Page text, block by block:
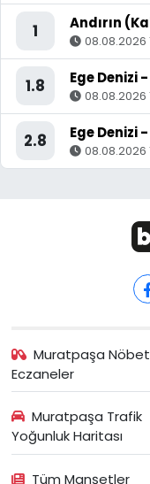
1 Andırın
08.08.2026
1.8 Ege Denizi
08.08.2026
2.8 Ege Denizi
08.08.2026
Muratpaşa
Eczaneler
Muratpaşa Trafik
Yoğunluk Haritası
Tüm Manşetler